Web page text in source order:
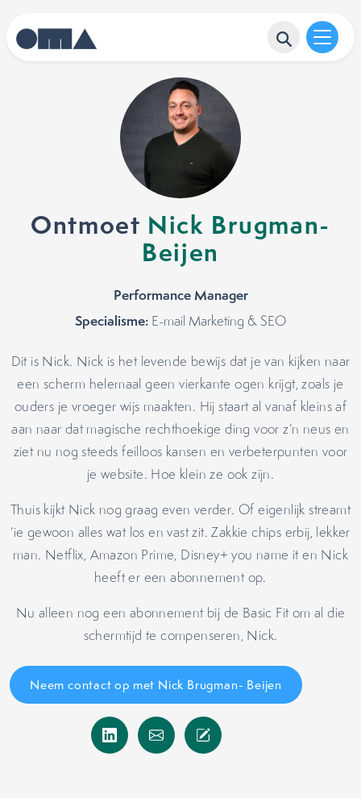
Ontmoet Nick Brugman-
Beijen
Performance Manager
Specialisme: E-mail Marketing & SEO
Dit is Nick. Nick is het levende bewijs dat je van kijken naar
een scherm helemaal geen vierkante ogen krijgt, zoals je
ouders je vroeger wijs maakten. Hij staart al vanaf kleins af
aan naar dat magische rechthoekige ding voor z’n neus en
ziet nu nog steeds feilloos kansen en verbeterpunten voor
je website. Hoe klein ze ook zijn.
Thuis kijkt Nick nog graag even verder. Of eigenlijk streamt
‘ie gewoon alles wat los en vast zit. Zakkie chips erbij, lekker
man. Netflix, Amazon Prime, Disney+ you name it en Nick
heeft er een abonnement op.
Nu alleen nog een abonnement bij de Basic Fit om al die
schermtijd te compenseren, Nick.
Neem contact op met Nick Brugman- Beijen